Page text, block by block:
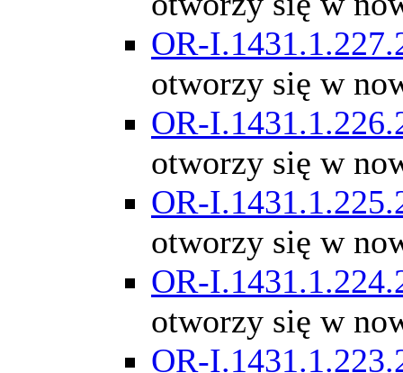
OR-
otworzy się w
OR-
otworzy się w
OR-
otworzy się w
OR-
otworzy się w
OR-